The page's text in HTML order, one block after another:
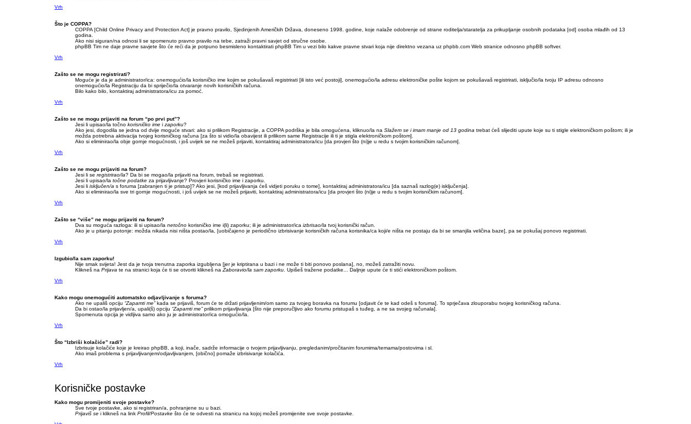
Vrh
Što je COPPA?
COPPA [Child Online Privacy and Protection Act] je pravno pravilo, Sjedinjenih Američkih Država, doneseno 1998. godine, koje nalaže odobrenje od strane roditelja/staratelja za prikupljanje osobnih podataka [od] osoba mlađih od 13
godina.
Ako nisi siguran/na odnosi li se spomenuto pravno pravilo na tebe, zatraži pravni savjet od stručne osobe.
phpBB Tim ne daje pravne savjete što će reći da je potpuno besmisleno kontaktirati phpBB Tim u vezi bilo kakve pravne stvari koja nije direktno vezana uz phpbb.com Web stranice odnosno phpBB softver.
Vrh
Zašto se ne mogu registrirati?
Moguće je da je administrator/ica: onemogućio/la korisničko ime kojim se pokušavaš registrirati [ili isto već postoji], onemogućio/la adresu elektroničke pošte kojom se pokušavaš registrirati, isključio/la tvoju IP adresu odnosno
onemogućio/la Registraciju da bi spriječio/la otvaranje novih korisničkih računa.
Bilo kako bilo, kontaktiraj administratora/icu za pomoć.
Vrh
Zašto se ne mogu prijaviti na forum “po prvi put”?
Jesi li upisao/la točno korisničko ime i zaporku?
Ako jesi, dogodila se jedna od dvije moguće stvari: ako si prilikom Registracije, a COPPA podrška je bila omogućena, kliknuo/la na Slažem se i imam manje od 13 godina trebat ćeš slijediti upute koje su ti stigle elektroničkom poštom; ili je
možda potrebna aktivacija tvojeg korisničkog računa [za što si vidio/la obavijest ili prilikom same Registracije ili ti je stigla elektroničkom poštom].
Ako si eliminirao/la obje gornje mogućnosti, i još uvijek se ne možeš prijaviti, kontaktiraj administratora/icu [da provjeri što (ni)je u redu s tvojim korisničkim računom].
Vrh
Zašto se ne mogu prijaviti na forum?
Jesi li se registrirao/la? Da bi se mogao/la prijaviti na forum, trebaš se registrirati.
Jesi li upisao/la točne podatke za prijavljivanje? Provjeri korisničko ime i zaporku.
Jesi li isključen/a s foruma [zabranjen ti je pristup]? Ako jesi, [kod prijavljivanja ćeš vidjeti poruku o tome], kontaktiraj administratora/icu [da saznaš razlog(e) isključenja].
Ako si eliminirao/la sve tri gornje mogućnosti, i još uvijek se ne možeš prijaviti, kontaktiraj administratora/icu [da provjeri što (ni)je u redu s tvojim korisničkim računom].
Vrh
Zašto se “više” ne mogu prijaviti na forum?
Dva su moguća razloga: ili si upisao/la netočno korisničko ime i(li) zaporku; ili je administrator/ica izbrisao/la tvoj korisnički račun.
Ako je u pitanju potonje: možda nikada nisi ništa postao/la, [uobičajeno je periodično izbrisivanje korisničkih računa korisnika/ca koji/e ništa ne postaju da bi se smanjila veličina baze], pa se pokušaj ponovo registrirati.
Vrh
Izgubio/la sam zaporku!
Nije smak svijeta! Jest da je tvoja trenutna zaporka izgubljena [jer je kriptirana u bazi i ne može ti biti ponovo poslana], no, možeš zatražiti novu.
Klikneš na Prijava te na stranici koja će ti se otvoriti klikneš naZaboravio/la sam zaporku. Upišeš tražene podatke... Daljnje upute će ti stići elektroničkom poštom.
Vrh
Kako mogu onemogućiti automatsko odjavljivanje s foruma?
Ako ne upališ opciju “Zapamti me”kada se prijaviš, forum će te držati prijavljenim/om samo za tvojeg boravka na forumu [odjavit će te kad odeš s foruma]. To sprječava zlouporabu tvojeg korisničkog računa.
Da bi ostao/la prijavljen/a, upali(š) opciju “Zapamti me”prilikom prijavljivanja [što nije preporučljivo ako forumu pristupaš s tuđeg, a ne sa svojeg računala].
Spomenuta opcija je vidljiva samo ako ju je administrator/ica omogućio/la.
Vrh
Što “Izbriši kolačiće” radi?
Izbrisuje kolačiće koje je kreirao phpBB, a koji, inače, sadrže informacije o tvojem prijavljivanju, pregledanim/pročitanim forumima/temama/postovima i sl.
Ako imaš problema s prijavljivanjem/odjavljivanjem, [obično] pomaže izbrisivanje kolačića.
Vrh
Korisničke postavke
Kako mogu promijeniti svoje postavke?
Sve tvoje postavke, ako si registriran/a, pohranjene su u bazi.
Prijaviš se i klikneš na link Profil/Postavke što će te odvesti na stranicu na kojoj možeš promijenite sve svoje postavke.